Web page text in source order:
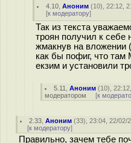
4.10 ,Аноним (10), 22:12,
[к модератору]
Так из текста
троян получил к себе
жмакнув на вложении
как бы пофиг, что
екзим и установили
5.11 ,Аноним (10),
модератором [к
2.33 ,Аноним (33), 23:04, 22/02/
[к модератору]
Правильно, зачем тебе